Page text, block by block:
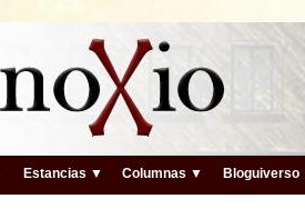
Estancias ▼ Columnas ▼ Bloguiverso